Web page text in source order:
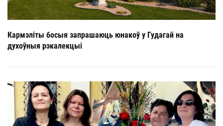
Кармэліты босыя запрашаюць юнакоў у Гудагай на
духоўныя рэкалекцыі